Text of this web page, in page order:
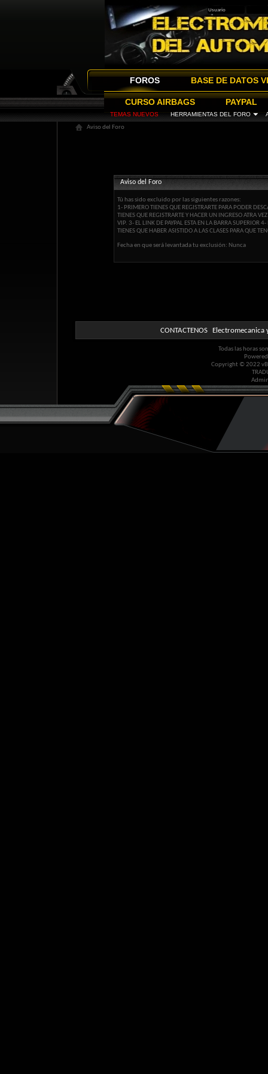
FOROS
TEMAS NUEVOS HERRAMIENTAS DEL FORO
BASE DE DATOS
CURSO AIRBAGS PAYPAL
Aviso del Foro
Aviso del Foro
Tú has sido excluido por las siguientes razones:
1- PRIMERO TIENES QUE REGISTRARTE PARA PODER
TIENES QUE REGISTRARTE Y HACER UN INGRESO ATRA
VIP. 3- EL LINK DE PAYPAL ESTA EN LA BARRA SUPERIOR
TIENES QUE HABER ASISTIDO A LAS CLASES PARA QUE
Fecha en que será levantada tu exclusión: Nunca
CONTACTENOS Electromecanica
Todas las horas
Copyright © 2022